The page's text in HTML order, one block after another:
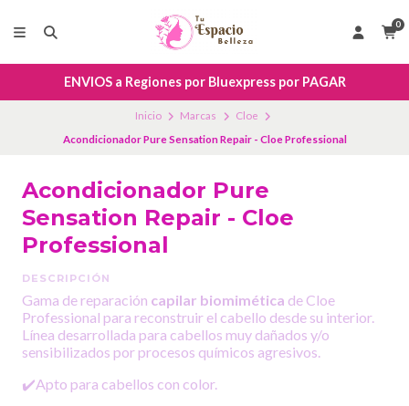
0
ENVIOS a Regiones por Bluexpress por PAGAR
Inicio Marcas
Cloe
Acondicionador Pure Sensation Repair - Cloe Professional
Acondicionador Pure
Sensation Repair - Cloe
Professional
DESCRIPCIÓN
Gama de reparación capilar biomimética de Cloe
Professional para reconstruir el cabello desde su interior.
Línea desarrollada para cabellos muy dañados y/o
sensibilizados por procesos químicos agresivos.
✔️Apto para cabellos con color.